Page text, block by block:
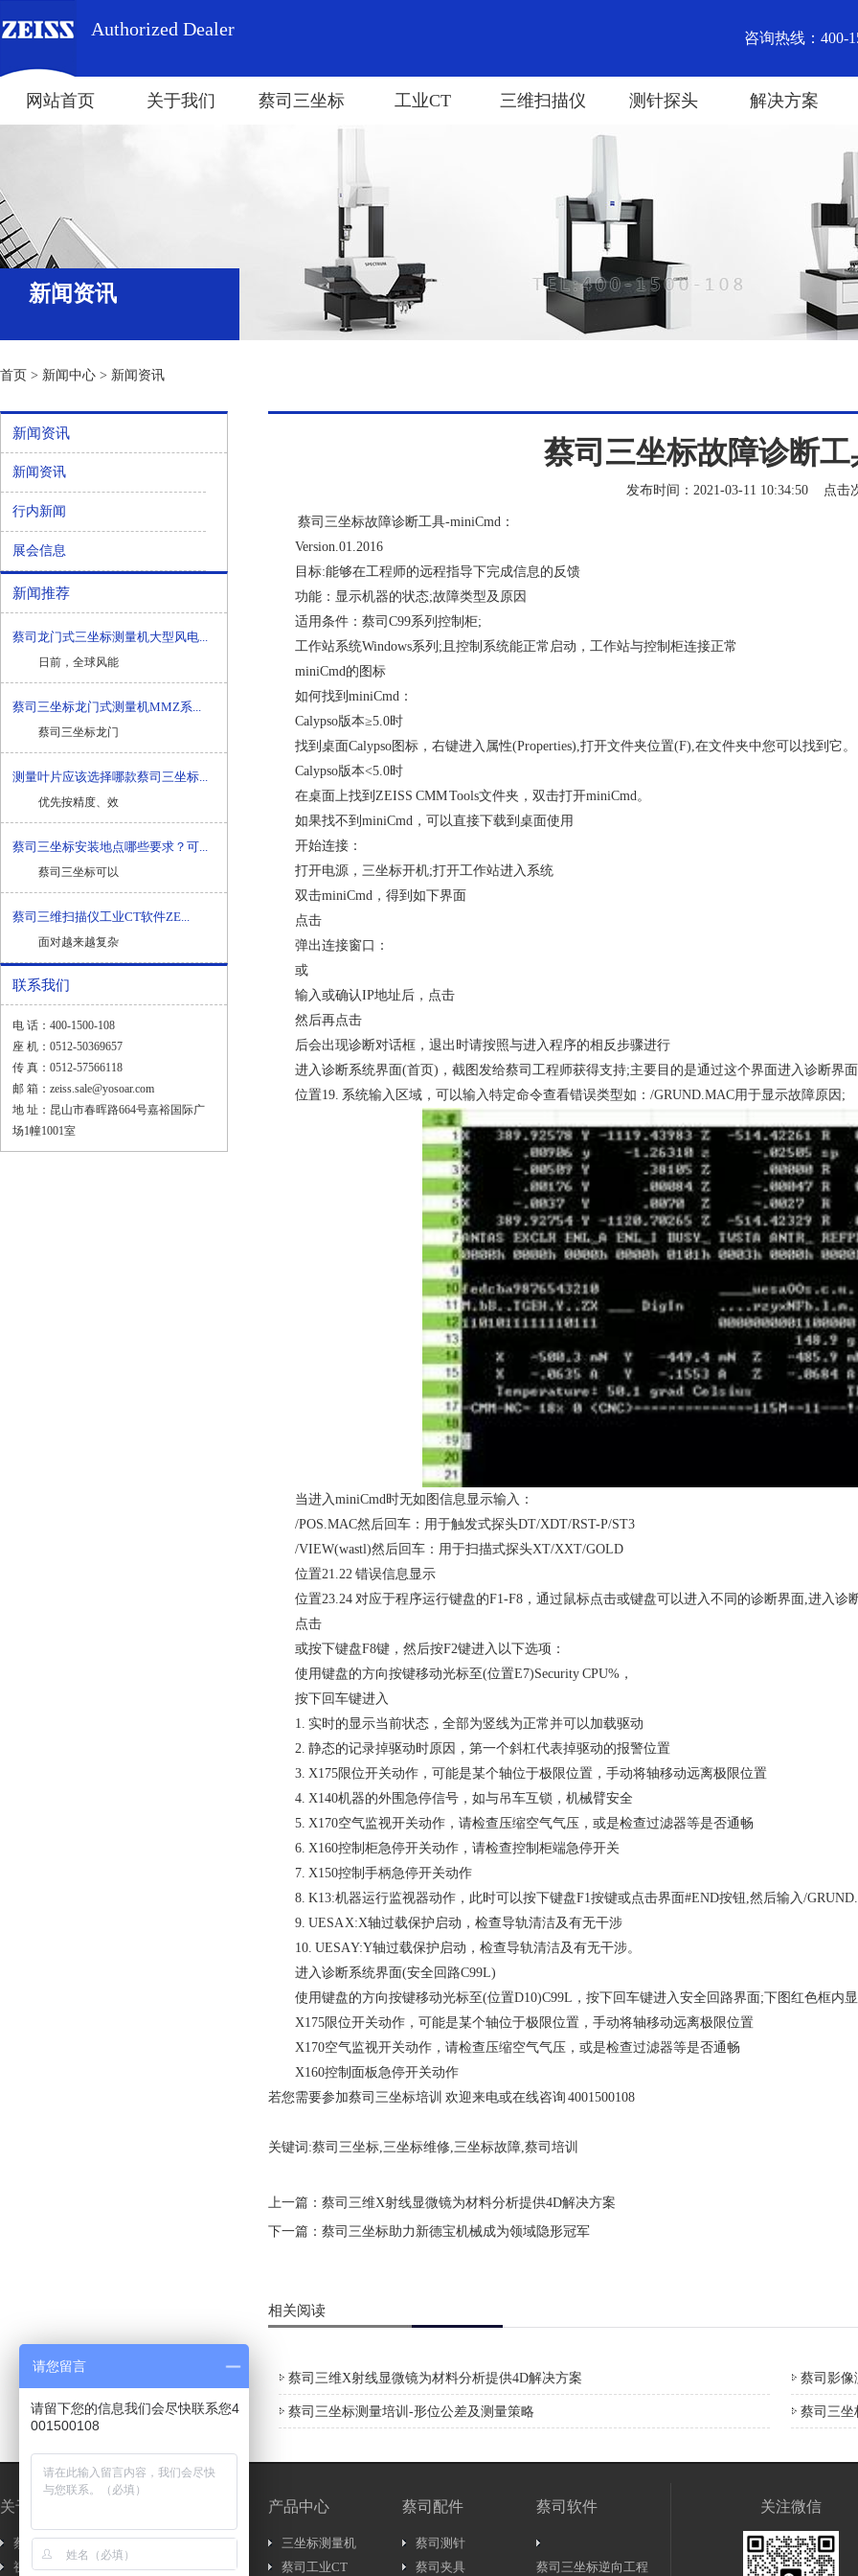
Authorized Dealer 咨询热线：400-
网站首页 关于我们 蔡司三坐标 工业CT 三维扫描仪 测针探头 解决方案
新闻资讯
首页 > 新闻中心 > 新闻资讯
新闻资讯
新闻资讯
行内新闻
展会信息
新闻推荐
蔡司龙门式三坐标测量机大型风电...
日前，全球风能
蔡司三坐标龙门式测量机MMZ系...
蔡司三坐标龙门
测量叶片应该选择哪款蔡司三坐标...
优先按精度、效
蔡司三坐标安装地点哪些要求？可...
蔡司三坐标可以
蔡司三维扫描仪工业CT软件ZE...
面对越来越复杂
联系我们
电 话：400-1500-108
座 机：0512-50369657
传 真：0512-57566118
邮 箱：zeiss.sale@yosoar.com
地 址：昆山市春晖路664号嘉裕国际广
场1幢1001室
蔡司三坐标故障诊断
发布时间：2021-03-11 10:34:50 点击
蔡司三坐标故障诊断工具-miniCmd：
Version.01.2016
目标:能够在工程师的远程指导下完成信息的反馈
功能：显示机器的状态;故障类型及原因
适用条件：蔡司C99系列控制柜;
工作站系统Windows系列;且控制系统能正常启动，工作站与控制柜连接正常
miniCmd的图标
如何找到miniCmd：
Calypso版本≥5.0时
找到桌面Calypso图标，右键进入属性(Properties),打开文件夹位置(F),在文件夹中您可以找到它。
Calypso版本<5.0时
在桌面上找到ZEISS CMM Tools文件夹，双击打开miniCmd。
如果找不到miniCmd，可以直接下载到桌面使用
开始连接：
打开电源，三坐标开机;打开工作站进入系统
双击miniCmd，得到如下界面
点击
弹出连接窗口：
或
输入或确认IP地址后，点击
然后再点击
后会出现诊断对话框，退出时请按照与进入程序的相反步骤进行
进入诊断系统界面(首页)，截图发给蔡司工程师获得支持;主要目的是通过这个界面进入诊断界
位置19. 系统输入区域，可以输入特定命令查看错误类型如：/GRUND.MAC用于显示故障原因;
当进入miniCmd时无如图信息显示输入：
/POS.MAC然后回车：用于触发式探头DT/XDT/RST-P/ST3
/VIEW(wastl)然后回车：用于扫描式探头XT/XXT/GOLD
位置21.22 错误信息显示
位置23.24 对应于程序运行键盘的F1-F8，通过鼠标点击或键盘可以进入不同的诊断界面,进入诊
点击
或按下键盘F8键，然后按F2键进入以下选项：
使用键盘的方向按键移动光标至(位置E7)Security CPU%，
按下回车键进入
1. 实时的显示当前状态，全部为竖线为正常并可以加载驱动
2. 静态的记录掉驱动时原因，第一个斜杠代表掉驱动的报警位置
3. X175限位开关动作，可能是某个轴位于极限位置，手动将轴移动远离极限位置
4. X140机器的外围急停信号，如与吊车互锁，机械臂安全
5. X170空气监视开关动作，请检查压缩空气气压，或是检查过滤器等是否通畅
6. X160控制柜急停开关动作，请检查控制柜端急停开关
7. X150控制手柄急停开关动作
8. K13:机器运行监视器动作，此时可以按下键盘F1按键或点击界面#END按钮,然后输入/
9. UESA X:X轴过载保护启动，检查导轨清洁及有无干涉
10. UESA Y:Y轴过载保护启动，检查导轨清洁及有无干涉。
进入诊断系统界面(安全回路C99L)
使用键盘的方向按键移动光标至(位置D10)C99L，按下回车键进入安全回路界面;下图红色框内
X175限位开关动作，可能是某个轴位于极限位置，手动将轴移动远离极限位置
X170空气监视开关动作，请检查压缩空气气压，或是检查过滤器等是否通畅
X160控制面板急停开关动作
若您需要参加蔡司三坐标培训 欢迎来电或在线咨询 4001500108
关键词:蔡司三坐标,三坐标维修,三坐标故障,蔡司培训
上一篇： 蔡司三维X射线显微镜为材料分析提供4D解决方案
下一篇： 蔡司三坐标助力新德宝机械成为领域隐形冠军
相关阅读
蔡司三维X射线显微镜为材料分析提供4D解决方案 蔡司影像
蔡司三坐标测量培训-形位公差及测量策略 蔡司三坐
关于我们
蔡司简介
视频介绍
新闻资讯..
行内新闻..
产品中心
三坐标测量机
蔡司工业CT
蔡司配件
蔡司测针
蔡司夹具
蔡司软件
蔡司三坐标逆向工程
关注微信
请您留言
请留下您的信息我们会尽快联系您4
001500108